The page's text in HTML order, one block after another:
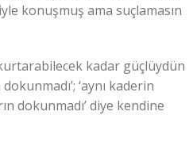
konuşmuş ama suçlamasın
kadar güçlüydün
‘aynı kaderin
dokunmadı’ diye kendine